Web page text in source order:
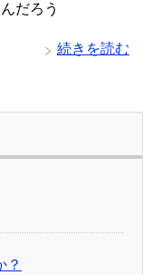
だろう
続きを読む
？